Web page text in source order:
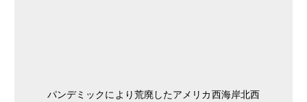
パンデミックにより荒廃したアメリカ西海岸北西